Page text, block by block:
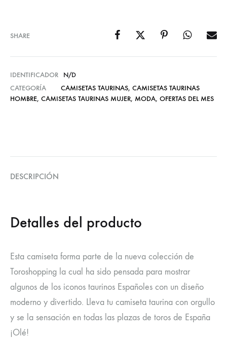
SHARE
IDENTIFICADOR
N/D
CATEGORÍA
CAMISETAS TAURINAS, CAMISETAS TAURINAS
HOMBRE, CAMISETAS TAURINAS MUJER, MODA, OFERTAS DEL MES
DESCRIPCIÓN
Detalles del producto
Esta camiseta forma parte de la nueva colección de
Toroshopping la cual ha sido pensada para mostrar
algunos de los iconos taurinos Españoles con un diseño
moderno y divertido. Lleva tu camiseta taurina con orgullo
y se la sensación en todas las plazas de toros de España
¡Olé!